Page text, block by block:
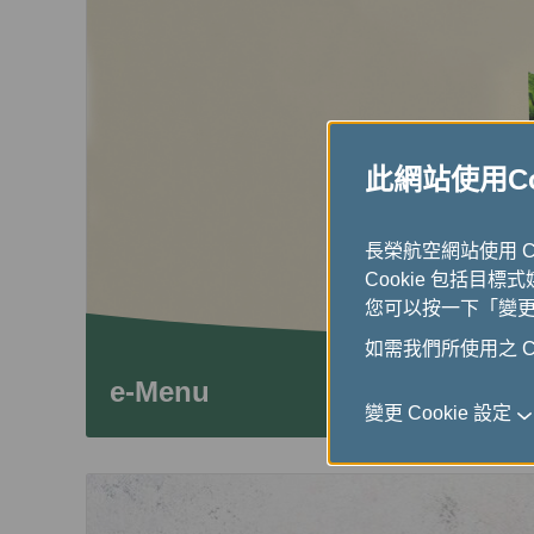
e-Menu
此網站使用
長榮航空網站使用
Cookie 包括目標式
您可以按一下「變
如需我們所使用之
變更 Cookie 設定